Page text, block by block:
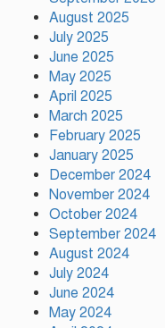
August 2025
July 2025
June 2025
May 2025
April 2025
March 2025
February 2025
January 2025
December 2024
November 2024
October 2024
September 2024
August 2024
July 2024
June 2024
May 2024